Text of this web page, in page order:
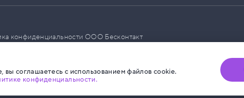
конфиденциальности ООО Бесконтакт
вы соглашаетесь с использованием файлов cookie.
конфиденциальности.